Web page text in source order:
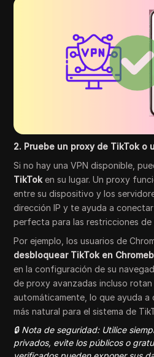
2. Pruebe un proxy de TikTok o
Si no hay una VPN disponible,
TikToken su lugar. Un proxy
entre su dispositivo y los
dirección IP y te ayuda a
perfecta para las restricciones de
Por ejemplo, los usuarios de
desbloquear TikTok en
en la configuración de su
de proxy avanzadas incluso rotan
automáticamente, lo que ayuda a
más natural para el sistema de
🔒 Nota de seguridad: Utilice
privados, evite los públicos o